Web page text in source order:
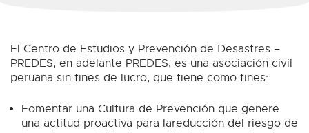
El Centro de Estudios y Prevención de Desastres –
PREDES, en adelante PREDES, es una asociación civil
peruana sin fines de lucro, que tiene como fines:
Fomentar una Cultura de Prevención que genere
una actitud proactiva para lareducción del riesgo de